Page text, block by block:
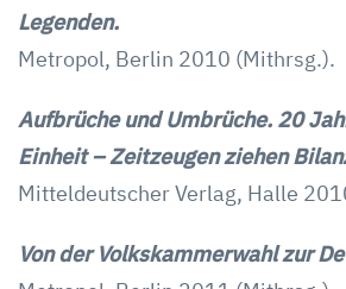
Legenden.
Metropol, Berlin 2010 (Mithrsg.).
Aufbrüche und Umbrüche. 20
Einheit – Zeitzeugen ziehen
Mitteldeutscher Verlag, Halle
Von der Volkskammerwahl zur